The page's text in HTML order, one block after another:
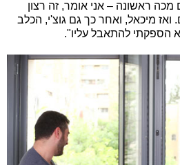
מכה ראשונה – אני אומר, זה רצון
ואז מיכאל, ואחר כך גם גוצ'י, הכלב